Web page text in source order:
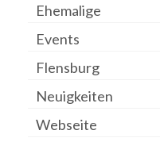
Ehemalige
Events
Flensburg
Neuigkeiten
Webseite